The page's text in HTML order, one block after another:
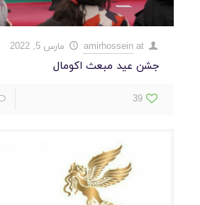
amirhossein at مارس 5, 2022
جشن عید مبعث اکومال
39